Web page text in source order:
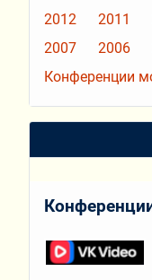
2012
2011
2007
2006
Конференции